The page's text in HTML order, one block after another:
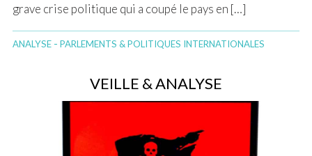
grave crise politique qui a coupé le pays en […]
ANALYSE - PARLEMENTS & POLITIQUES INTERNATIONALES
VEILLE & ANALYSE